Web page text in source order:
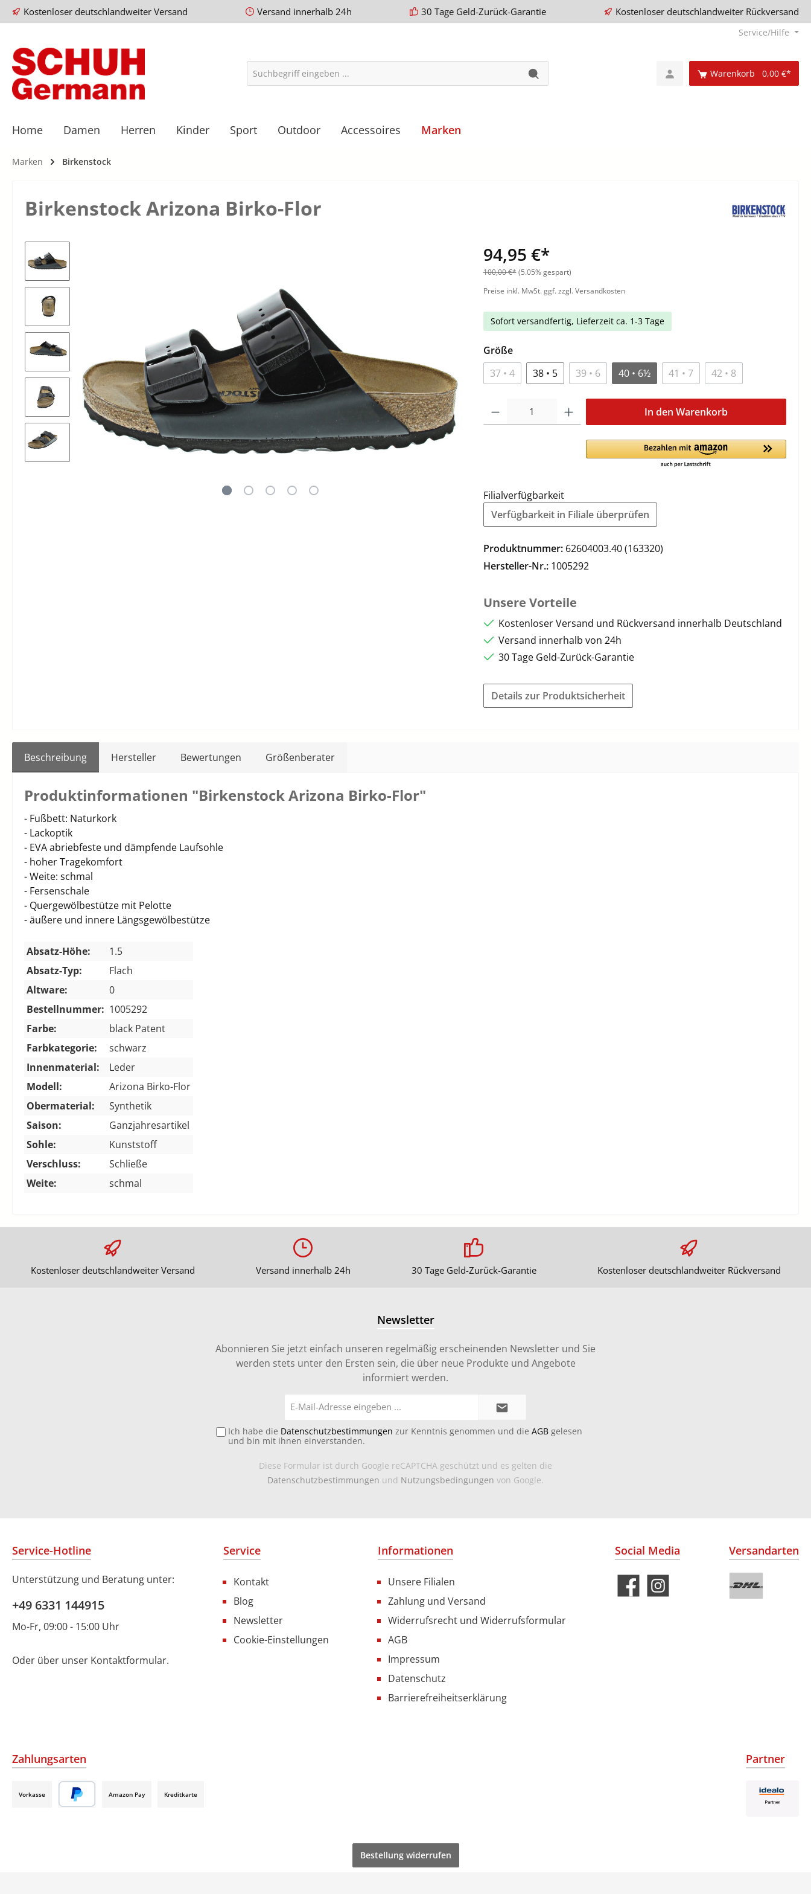
Kostenloser deutschlandweiter Versand Versand innerhalb 24h 30 Tage Geld-Zurück-Garantie Kostenloser deutschlandweiter Rückversand
Service/Hilfe
Warenkorb 0,00 €*
Home Damen Herren Kinder Sport Outdoor Accessoires Marken
Marken Birkenstock
Birkenstock Arizona Birko-Flor
94,95 €*
100,00 €* (5.05% gespart)
Preise inkl. MwSt. ggf. zzgl. Versandkosten
Sofort versandfertig, Lieferzeit ca. 1-3 Tage
Größe
37 • 4
38 • 5 39 • 6 40 • 6½ 41 • 7 42 • 8
In den Warenkorb
Filialverfügbarkeit
Verfügbarkeit in Filiale überprüfen
Produktnummer: 62604003.40 (163320)
Hersteller-Nr.: 1005292
Unsere Vorteile
Kostenloser Versand und Rückversand innerhalb Deutschland
Versand innerhalb von 24h
30 Tage Geld-Zurück-Garantie
Details zur Produktsicherheit
Beschreibung Hersteller Bewertungen Größenberater
Produktinformationen "Birkenstock Arizona Birko-Flor"
- Fußbett: Naturkork
- Lackoptik
- EVA abriebfeste und dämpfende Laufsohle
- hoher Tragekomfort
- Weite: schmal
- Fersenschale
- Quergewölbestütze mit Pelotte
- äußere und innere Längsgewölbestütze
Absatz-Höhe:
1.5
Absatz-Typ:
Flach
Altware:
0
Bestellnummer: 1005292
Farbe:
black Patent
Farbkategorie:
schwarz
Innenmaterial:
Leder
Modell:
Arizona Birko-Flor
Obermaterial:
Synthetik
Saison:
Ganzjahresartikel
Sohle:
Kunststoff
Verschluss:
Schließe
Weite:
schmal
Kostenloser deutschlandweiter Versand Versand innerhalb 24h 30 Tage Geld-Zurück-Garantie Kostenloser deutschlandweiter Rückversand
Newsletter
Abonnieren Sie jetzt einfach unseren regelmäßig erscheinenden Newsletter und Sie
werden stets unter den Ersten sein, die über neue Produkte und Angebote
informiert werden.
Mail-
Ich habe die Datenschutzbestimmungen zur Kenntnis genommen und die AGB gelesen
und bin mit ihnen einverstanden.
Diese Formular ist durch Google reCAPTCHA geschützt und es gelten die
Datenschutzbestimmungen und Nutzungsbedingungen von Google.
Service-Hotline
Unterstützung und Beratung unter:
+49 6331 144915
Mo-Fr, 09:00 - 15:00 Uhr
Oder über unser Kontaktformular.
Service
Kontakt
Blog
Newsletter
Cookie-Einstellungen
Informationen
Unsere Filialen
Zahlung und Versand
Widerrufsrecht und Widerrufsformular
AGB
Impressum
Datenschutz
Barrierefreiheitserklärung
Social Media Versandarten
Zahlungsarten
Vorkasse Amazon Pay Kreditkarte
Partner
Bestellung widerrufen